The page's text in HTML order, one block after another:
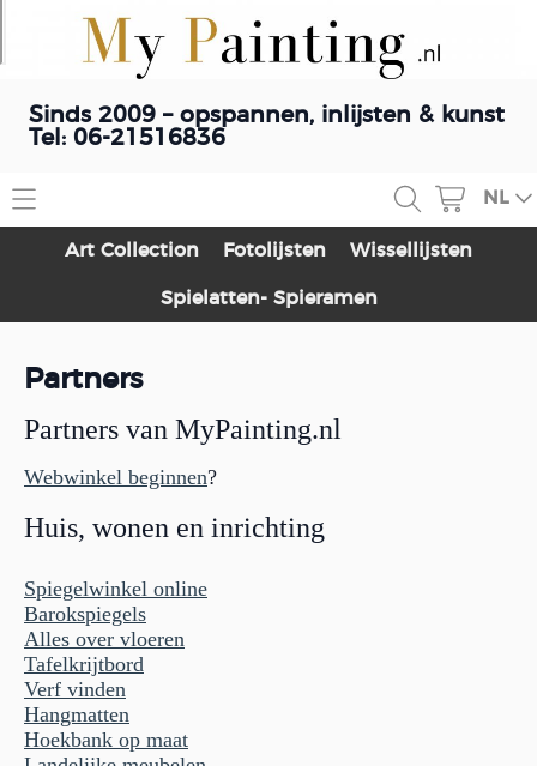
Sinds 2009 – opspannen, inlijsten & kunst
Tel: 06-21516836
Home
Contact
Webshop
Art Collection
Fotolijsten
Wissellijsten
Spielatten- Spieramen
Schilderij opspannen
Blog
NL
Art Collection Fotolijsten Wissellijsten
Spielatten- Spieramen
Partners
Partners van MyPainting.nl
Webwinkel beginnen?
Huis, wonen en inrichting
Spiegelwinkel online
Barokspiegels
Alles over vloeren
Tafelkrijtbord
Verf vinden
Hangmatten
Hoekbank op maat